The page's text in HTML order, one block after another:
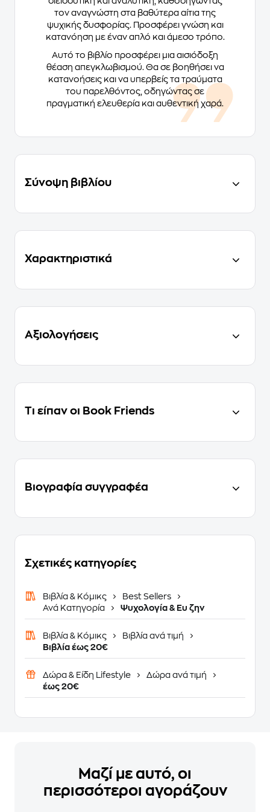
τον αναγνώστη στα βαθύτερα αίτια της
ψυχικής δυσφορίας. Προσφέρει γνώση και
κατανόηση με έναν απλό και άμεσο τρόπο.
Αυτό το βιβλίο προσφέρει μια αισιόδοξη
θέαση απεγκλωβισμού. Θα σε βοηθήσει να
κατανοήσεις και να υπερβείς τα τραύματα
του παρελθόντος, οδηγώντας σε
πραγματική ελευθερία και αυθεντική χαρά.
Σύνοψη βιβλίου
Χαρακτηριστικά
Αξιολογήσεις
Τι είπαν οι Book Friends
Βιογραφία συγγραφέα
Σχετικές κατηγορίες
Βιβλία & Κόμικς
Best Sellers
Ανά Κατηγορία
Ψυχολογία & Ευ ζην
Βιβλία & Κόμικς
Βιβλία ανά τιμή
Βιβλία έως 20€
Δώρα & Είδη Lifestyle
Δώρα ανά τιμή
έως 20€
Μαζί με αυτό, οι
περισσότεροι αγοράζουν